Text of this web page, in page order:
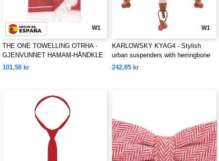
W1
THE ONE TOWELLING OTRHA -
GJENVUNNET HAMAM-HÅNDKLE
AV GJENVUNNET MATERIALE
101,58 kr
W1
KARLOWSKY KYAG4 - Stylish
urban suspenders with herringbone
pattern
242,85 kr